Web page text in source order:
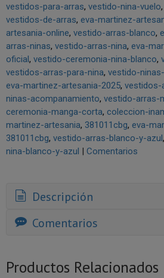
vestidos-para-arras vestido-nina-vuelo
vestidos-de-arras eva-martinez-
artesania-online vestido-arras-blanco
arras-ninas vestido-arras-nina eva-
oficial vestido-ceremonia-nina-blanco
vestidos-arras-para-nina vestido-
eva-martinez-artesania-2025 vestidos-
ninas-acompanamiento vestido-arras-
ceremonia-manga-corta coleccion-
martinez-artesania 381011cbg eva-
381011cbg vestido-arras-blanco-y-azul
nina-blanco-y-azul | Comentarios
Descripción
Comentarios
Productos Relacionados